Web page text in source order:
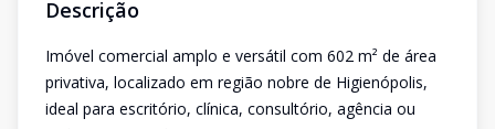
Descrição
Imóvel comercial amplo e versátil com 602 m² de área
privativa, localizado em região nobre de Higienópolis,
ideal para escritório, clínica, consultório, agência ou